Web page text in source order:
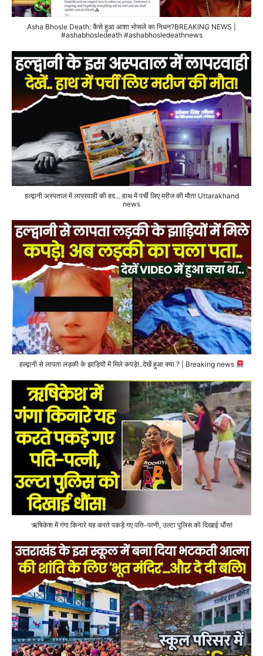
Asha Bhosle Death: कैसे हुआ आशा भोसले का निधन?BREAKING NEWS |
#ashabhosledeath #ashabhosledeathnews
हल्द्वानी अस्पताल में लापरवाही की हद... हाथ में पर्ची लिए मरीज की मौत! Uttarakhand
news
हल्द्वानी से लापता लड़की के झाड़ियों में मिले कपड़े!..देखें हुआ क्या ? | Breaking news
ऋषिकेश में गंगा किनारे यह करते पकड़े गए पति-पत्नी, उल्टा पुलिस को दिखाई धौंस!